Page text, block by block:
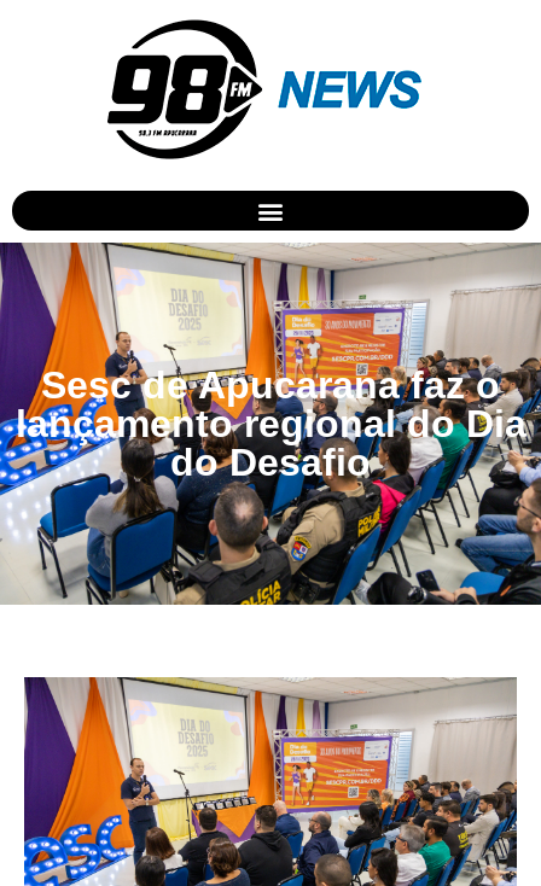
Sesc de Apucarana faz o
lançamento regional do Dia
do Desafio